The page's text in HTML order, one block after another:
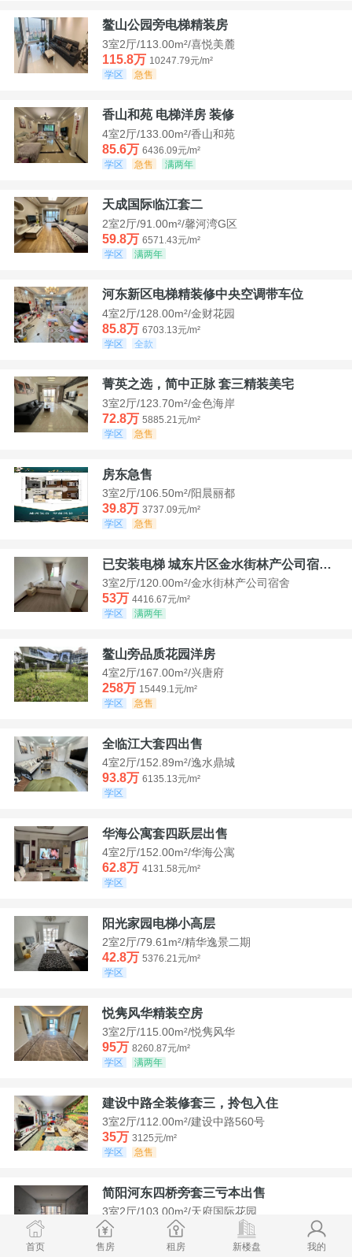
鳌山公园旁电梯精装房
3室2厅/113.00m²/喜悦美麓
115.8万 10247.79元/m²
学区
急售
香山和苑 电梯洋房 装修
4室2厅/133.00m²/香山和苑
85.6万 6436.09元/m²
学区
急售 满两年
天成国际临江套二
2室2厅/91.00m²/馨河湾G区
59.8万 6571.43元/m²
学区
满两年
河东新区电梯精装修中央空调带车位
4室2厅/128.00m²/金财花园
85.8万 6703.13元/m²
学区
全款
菁英之选，简中正脉 套三精装美宅
3室2厅/123.70m²/金色海岸
72.8万 5885.21元/m²
学区
急售
房东急售
3室2厅/106.50m²/阳晨丽都
39.8万 3737.09元/m²
学区
急售
已安装电梯 城东片区金水街林产公司宿舍套三可看江景
3室2厅/120.00m²/金水街林产公司宿舍
53万 4416.67元/m²
学区
满两年
鳌山旁品质花园洋房
4室2厅/167.00m²/兴唐府
258万 15449.1元/m²
学区
急售
全临江大套四出售
4室2厅/152.89m²/逸水鼎城
93.8万 6135.13元/m²
学区
华海公寓套四跃层出售
4室2厅/152.00m²/华海公寓
62.8万 4131.58元/m²
学区
阳光家园电梯小高层
2室2厅/79.61m²/精华逸景二期
42.8万 5376.21元/m²
学区
悦隽风华精装空房
3室2厅/115.00m²/悦隽风华
95万 8260.87元/m²
学区
满两年
建设中路全装修套三，拎包入住
3室2厅/112.00m²/建设中路560号
35万 3125元/m²
学区
急售
简阳河东四桥旁套三亏本出售
3室2厅/103.00m²/天府国际花园
78.8万
7650.49元/m²
学区
首页 售房 租房 新楼盘 我的